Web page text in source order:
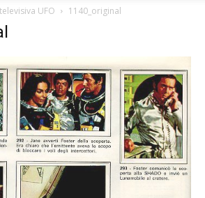
UFO 1140_original